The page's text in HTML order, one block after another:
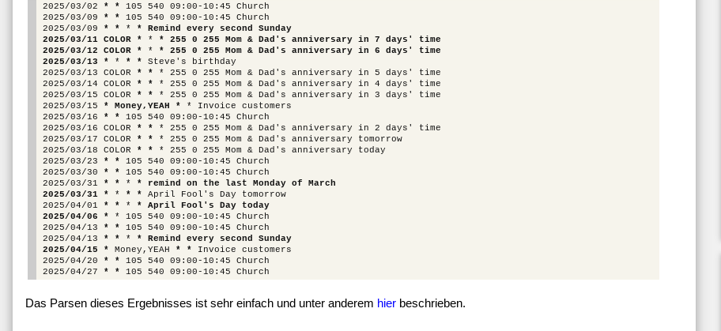
2025/03/02 * * 105 540 09:00-10:45 Church
2025/03/09 * * 105 540 09:00-10:45 Church
2025/03/09 * * * * Remind every second Sunday
2025/03/11 COLOR * * * 255 0 255 Mom & Dad's anniversary in 7 days' time
2025/03/12 COLOR * * * 255 0 255 Mom & Dad's anniversary in 6 days' time
2025/03/13 * * * * Steve's birthday
2025/03/13 COLOR * * * 255 0 255 Mom & Dad's anniversary in 5 days' time
2025/03/14 COLOR * * * 255 0 255 Mom & Dad's anniversary in 4 days' time
2025/03/15 COLOR * * * 255 0 255 Mom & Dad's anniversary in 3 days' time
2025/03/15 * Money,YEAH * * Invoice customers
2025/03/16 * * 105 540 09:00-10:45 Church
2025/03/16 COLOR * * * 255 0 255 Mom & Dad's anniversary in 2 days' time
2025/03/17 COLOR * * * 255 0 255 Mom & Dad's anniversary tomorrow
2025/03/18 COLOR * * * 255 0 255 Mom & Dad's anniversary today
2025/03/23 * * 105 540 09:00-10:45 Church
2025/03/30 * * 105 540 09:00-10:45 Church
2025/03/31 * * * * remind on the last Monday of March
2025/03/31 * * * * April Fool's Day tomorrow
2025/04/01 * * * * April Fool's Day today
2025/04/06 * * 105 540 09:00-10:45 Church
2025/04/13 * * 105 540 09:00-10:45 Church
2025/04/13 * * * * Remind every second Sunday
2025/04/15 * Money,YEAH * * Invoice customers
2025/04/20 * * 105 540 09:00-10:45 Church
2025/04/27 * *
Das Parsen dieses Ergebnisses ist sehr einfach und unter anderem hier beschrieben.